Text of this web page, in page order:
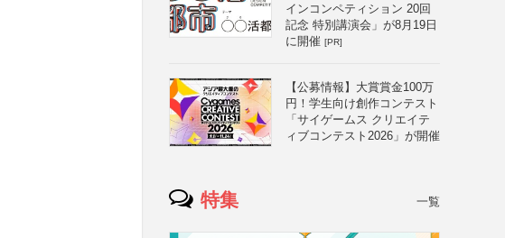
インコンペティション 20回
記念 特別講演会」が8月19日
に開催 [PR]
【公募情報】大賞賞金100万
円！学生向け創作コンテスト
「サイゲームス クリエイテ
ィブコンテスト2026」が開催
特集 一覧